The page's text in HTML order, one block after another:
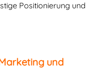
Positionierung und
und